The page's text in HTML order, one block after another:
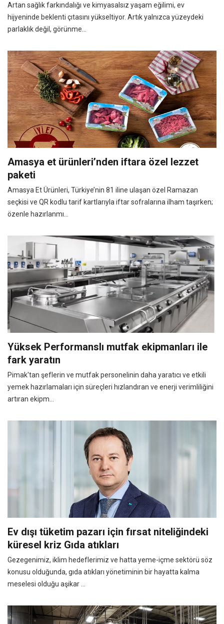
Artan sağlık farkındalığı ve kimyasalsız yaşam eğilimi, ev
hijyeninde beklenti çıtasını yükseltiyor. Artık yalnızca yüzeydeki
parlaklık değil, görünme...
Amasya et ürünleri’nden iftara özel lezzet
paketi
Amasya Et Ürünleri, Türkiye’nin 81 iline ulaşan özel Ramazan
seçkisi ve QR kodlu tarif kartlarıyla iftar sofralarına ilham taşırken;
özenle hazırlanmı...
Yüksek Performanslı mutfak ekipmanları ile
fark yaratın
Pimak'tan şeflerin ve mutfak personelinin daha yaratıcı ve etkili
yemek hazırlamaları için süreçleri hızlandıran ve enerji verimliliğini
artıran ekipm...
Ev dışı tüketim pazarı için fırsat niteliğindeki
küresel kriz Gıda atıkları
Gezegenimiz, iklim hedeflerimiz ve hatta yeme-içme sektörü söz
konusu olduğunda, gıda atıkları yönetiminin bir hayatta kalma
meselesi olduğu aşikar ...